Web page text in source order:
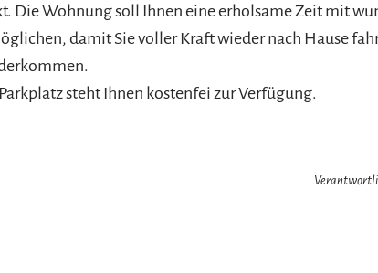
Die Wohnung soll Ihnen eine erholsame Zeit mit
damit Sie voller Kraft wieder nach Hause
steht Ihnen kostenfei zur Verfügung.